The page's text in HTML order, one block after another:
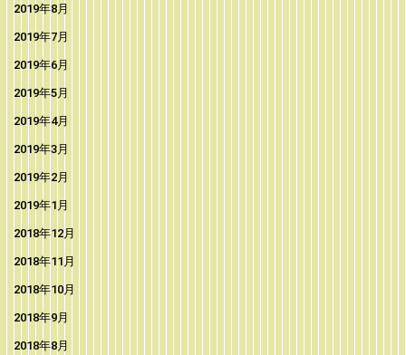
2019年8月
2019年7月
2019年6月
2019年5月
2019年4月
2019年3月
2019年2月
2019年1月
2018年12月
2018年11月
2018年10月
2018年9月
2018年8月